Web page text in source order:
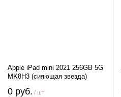
Apple iPad mini 2021 256GB 5G
MK8H3 (сияющая звезда)
0 руб. / шт